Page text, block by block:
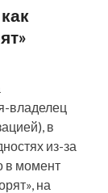
владелец
в
из-за
в момент
на